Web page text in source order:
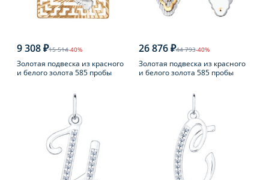
9 308 ₽15 514-40%
Золотая подвеска из красного
и белого золота 585 пробы
26 876 ₽44 793-40%
Золотая подвеска из красного
и белого золота 585 пробы